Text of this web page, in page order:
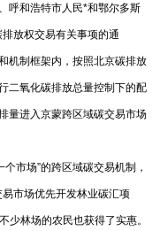
呼和浩特市人民*和鄂尔多斯
放权交易有关事项的通
机制框架内，按照北京碳排放
二氧化碳排放总量控制下的配
量进入京蒙跨区域碳交易市场
市场”的跨区域碳交易机制，
市场优先开发林业碳汇项
少林场的农民也获得了实惠。